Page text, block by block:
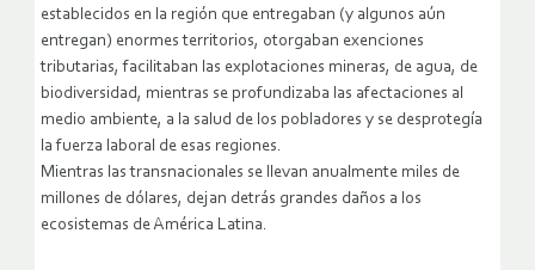
establecidos en la región que entregaban (y algunos aún
entregan) enormes territorios, otorgaban exenciones
tributarias, facilitaban las explotaciones mineras, de agua, de
biodiversidad, mientras se profundizaba las afectaciones al
medio ambiente, a la salud de los pobladores y se desprotegía
la fuerza laboral de esas regiones.
Mientras las transnacionales se llevan anualmente miles de
millones de dólares, dejan detrás grandes daños a los
ecosistemas de América Latina.